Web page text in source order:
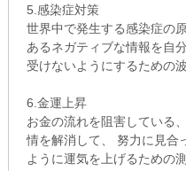
5.感染症対策
世界中で発生する感染症の
あるネガティブな情報を自
受けないようにするための
6.金運上昇
お金の流れを阻害している
情を解消して、 努力に見合
ように運気を上げるための